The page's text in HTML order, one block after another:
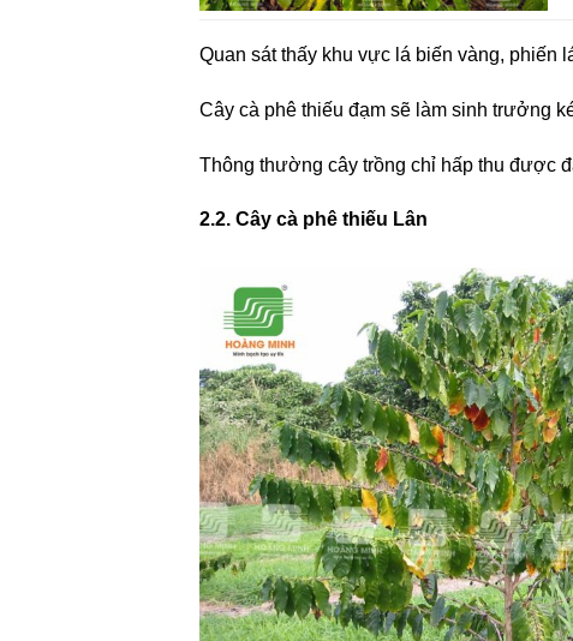
Quan sát thấy khu vực lá biến vàng, phiến
Cây cà phê thiếu đạm sẽ làm sinh trưởng
Thông thường cây trồng chỉ hấp thu được
2.2. Cây cà phê thiếu Lân